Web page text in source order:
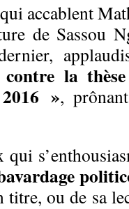
accablent
de Sassou
la
»,
titre, ou de sa